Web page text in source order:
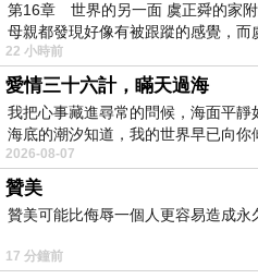
一進到博物館就很驚悚～
第16章 世界的另一面 虞正舜的家
母親都發現好像有被跟蹤的感覺，而
22 小時前
愛情三十六計，瞞天過海
我把心事藏進尋常的問候，海面平
海底的潮汐知道，我的世界早已向你
2026-08-07
贊美
贊美可能比侮辱一個人更容易造成永
17 分鐘前